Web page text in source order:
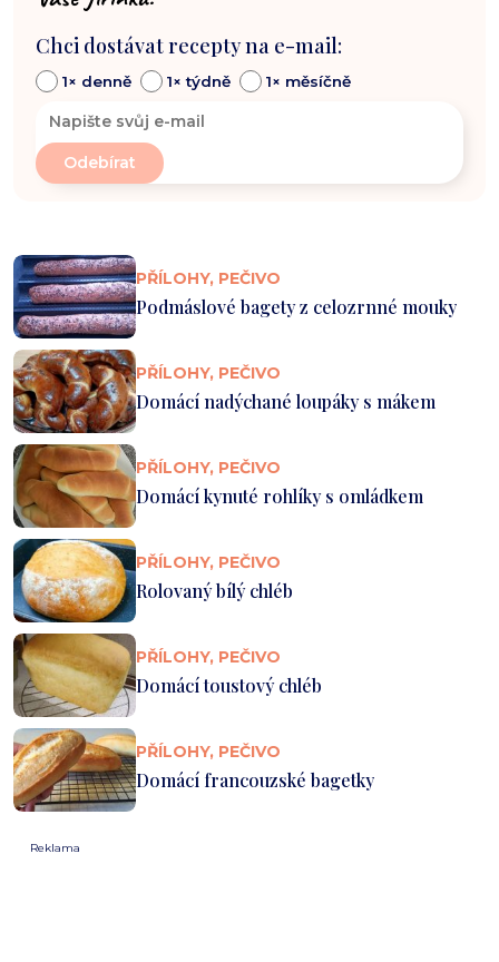
Chci dostávat recepty na e-mail:
1× denně 1× týdně 1× měsíčně
PŘÍLOHY, PEČIVO
Podmáslové bagety z celozrnné mouky
PŘÍLOHY, PEČIVO
Domácí nadýchané loupáky s mákem
PŘÍLOHY, PEČIVO
Domácí kynuté rohlíky s omládkem
PŘÍLOHY, PEČIVO
Rolovaný bílý chléb
PŘÍLOHY, PEČIVO
Domácí toustový chléb
PŘÍLOHY, PEČIVO
Domácí francouzské bagetky
Reklama